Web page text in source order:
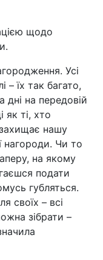
щодо
Усі
їх так багато,
на передовій
як ті, хто
нашу
нагороди. Чи то
на якому
подати
губляться.
своїх – всі
зібрати –